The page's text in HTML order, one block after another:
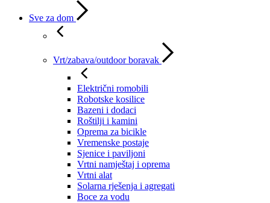
Sve za dom
Vrt/zabava/outdoor boravak
Električni romobili
Robotske kosilice
Bazeni i dodaci
Roštilji i kamini
Oprema za bicikle
Vremenske postaje
Sjenice i paviljoni
Vrtni namještaj i oprema
Vrtni alat
Solarna rješenja i agregati
Boce za vodu